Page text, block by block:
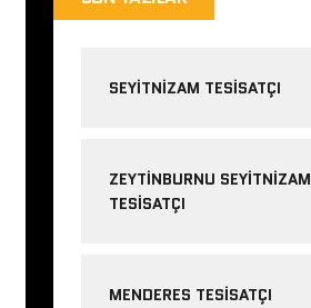
SEYITNIZAM TESISATÇI
ZEYTINBURNU SEYITNIZAM
TESISATÇI
MENDERES TESISATÇI